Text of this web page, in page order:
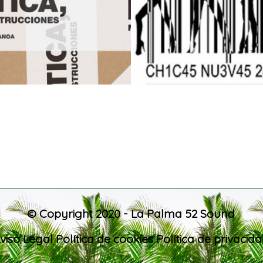
© Copyright 2020 - La Palma 52 Sound
Legal Política de cookies Política de